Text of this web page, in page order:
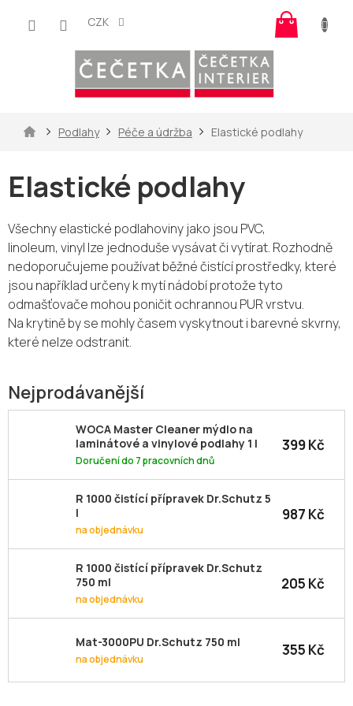
CZK
košík
DomůPodlahy Péče a údržba Elastické podlahy
Elastické podlahy
Všechny elastické podlahoviny jako jsou PVC,
linoleum, vinyl lze jednoduše vysávat či vytírat. Rozhodně
nedoporučujeme používat běžné čistící prostředky, které
jsou například určeny k mytí nádobí protože tyto
odmašťovače mohou poničit ochrannou PUR vrstvu.
Na krytině by se mohly časem vyskytnout i barevné skvrny,
které nelze odstranit.
Nejprodávanější
WOCA Master Cleaner mýdlo na
laminátové a vinylové podlahy 1 l
Doručení do 7 pracovních dnů
399 Kč
R 1000 čistící přípravek Dr.Schutz 5
l
na objednávku
987 Kč
R 1000 čistící přípravek Dr.Schutz
750 ml
na objednávku
205 Kč
Mat-3000PU Dr.Schutz 750 ml
na objednávku 355 Kč